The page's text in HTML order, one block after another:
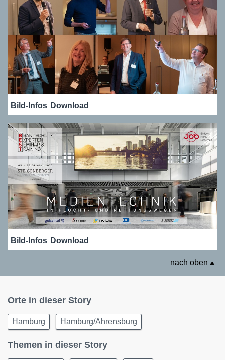
Bild-Infos Download
Bild-Infos Download
nach oben
Orte in dieser Story
Hamburg Hamburg/Ahrensburg
Themen in dieser Story